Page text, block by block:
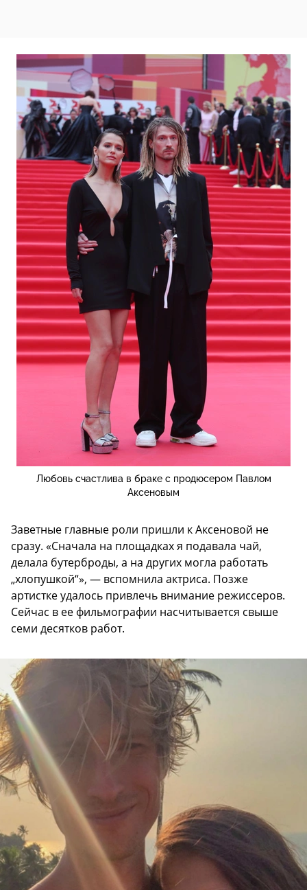
Любовь счастлива в браке с продюсером Павлом
Аксеновым
Заветные главные роли пришли к Аксеновой не
сразу. «Сначала на площадках я подавала чай,
делала бутерброды, а на других могла работать
„хлопушкой“», — вспомнила актриса. Позже
артистке удалось привлечь внимание режиссеров.
Сейчас в ее фильмографии насчитывается свыше
семи десятков работ.